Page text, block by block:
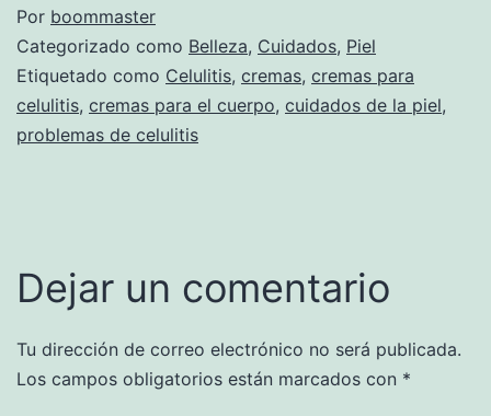
Por boommaster
Categorizado como Belleza, Cuidados, Piel
Etiquetado como Celulitis, cremas, cremas para
celulitis, cremas para el cuerpo, cuidados de la piel,
problemas de celulitis
Dejar un comentario
Tu dirección de correo electrónico no será publicada.
Los campos obligatorios están marcados con *